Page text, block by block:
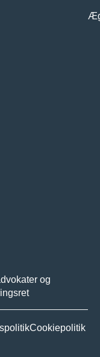
og
Cookiepolitik